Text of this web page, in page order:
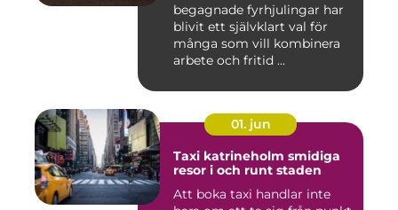
begagnade fyrhjulingar har
blivit ett självklart val för
många som vill kombinera
arbete och fritid ...
01. jun
Taxi katrineholm smidiga
resor i och runt staden
Att boka taxi handlar inte